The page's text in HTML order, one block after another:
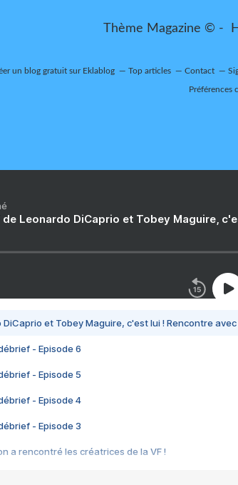
Thème Magazine © -
un blog gratuit sur Eklablog Top articles Contact
Préférences
de Leonardo DiCaprio et Tobey Maguire,
DiCaprio et Tobey Maguire, c'est lui ! Rencontre
- Episode 6
- Episode 5
- Episode 4
- Episode 3
a rencontré les créatrices de la VF !